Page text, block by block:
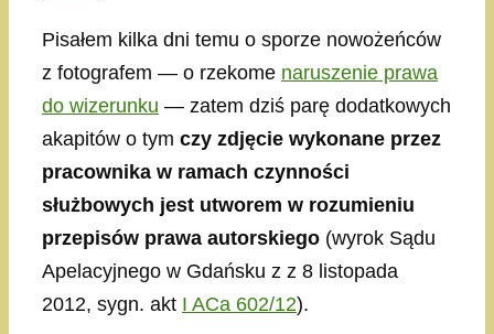
Pisałem kilka dni temu o sporze nowożeńców
z fotografem — o rzekome naruszenie prawa
do wizerunku — zatem dziś parę dodatkowych
akapitów o tym czy zdjęcie wykonane przez
pracownika w ramach czynności
służbowych jest utworem w rozumieniu
przepisów prawa autorskiego (wyrok Sądu
Apelacyjnego w Gdańsku z z 8 listopada
2012, sygn. akt I ACa 602/12).